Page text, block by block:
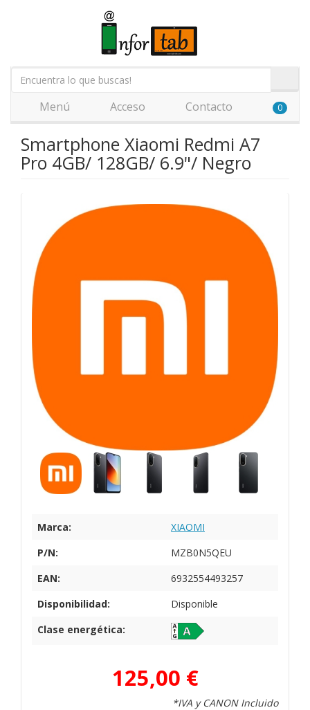
Menú Acceso Contacto 0
Smartphone Xiaomi Redmi A7
Pro 4GB/ 128GB/ 6.9"/ Negro
Marca:
XIAOMI
P/N:
MZB0N5QEU
EAN:
6932554493257
Disponibilidad:
Disponible
Clase energética:
125,00 €
*IVA y CANON Incluido